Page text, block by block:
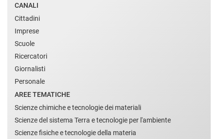
CANALI
Cittadini
Imprese
Scuole
Ricercatori
Giornalisti
Personale
AREE TEMATICHE
Scienze chimiche e tecnologie dei materiali
Scienze del sistema Terra e tecnologie per l'ambiente
Scienze fisiche e tecnologie della materia